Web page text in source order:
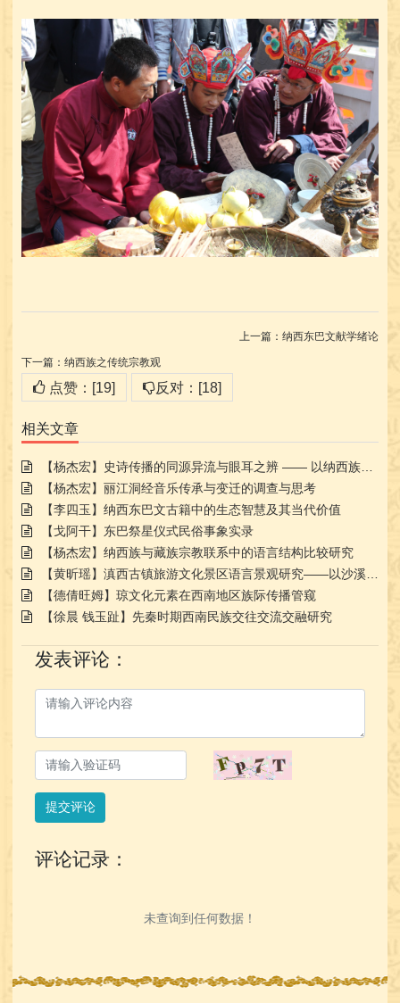
上一篇： 纳西东巴文献学绪论
下一篇： 纳西族之传统宗教观
点赞：[19] 反对：[18]
相关文章
【杨杰宏】史诗传播的同源异流与眼耳之辨 —— 以纳西族创世史诗比较研究为中心
【杨杰宏】丽江洞经音乐传承与变迁的调查与思考
【李四玉】纳西东巴文古籍中的生态智慧及其当代价值
【戈阿干】东巴祭星仪式民俗事象实录
【杨杰宏】纳西族与藏族宗教联系中的语言结构比较研究
【黄昕瑶】滇西古镇旅游文化景区语言景观研究——以沙溪古镇和白沙古镇为例
【德倩旺姆】琼文化元素在西南地区族际传播管窥
【徐晨 钱玉趾】先秦时期西南民族交往交流交融研究
发表评论：
提交评论
评论记录：
未查询到任何数据！